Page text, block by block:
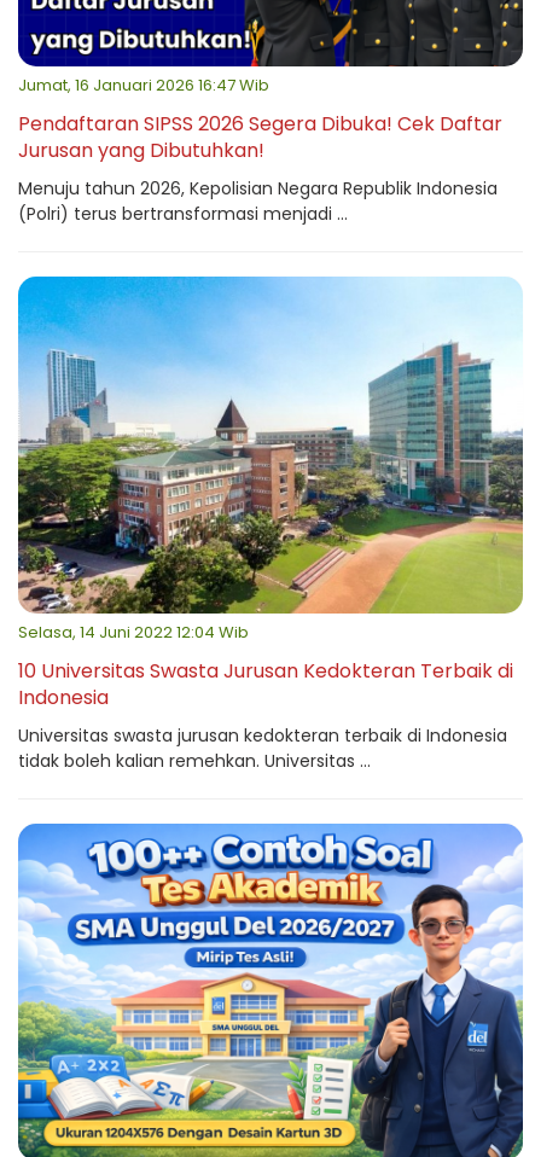
Jumat, 16 Januari 2026 16:47 Wib
Pendaftaran SIPSS 2026 Segera Dibuka! Cek Daftar
Jurusan yang Dibutuhkan!
Menuju tahun 2026, Kepolisian Negara Republik Indonesia
(Polri) terus bertransformasi menjadi ...
Selasa, 14 Juni 2022 12:04 Wib
10 Universitas Swasta Jurusan Kedokteran Terbaik di
Indonesia
Universitas swasta jurusan kedokteran terbaik di Indonesia
tidak boleh kalian remehkan. Universitas ...